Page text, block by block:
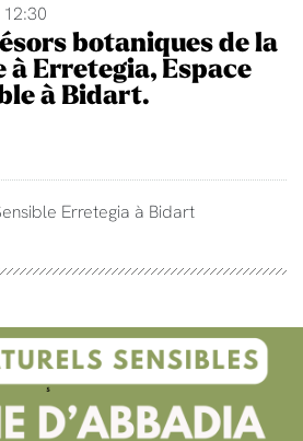
botaniques de la
Erretegia, Espace
à Bidart.
Erretegia à Bidart